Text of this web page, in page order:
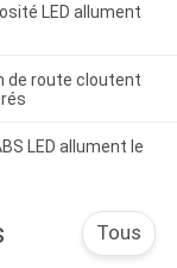
LED allument
de route cloutent
LED allument le
Tous